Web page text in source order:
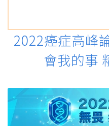
2022癌症高峰
會我的事